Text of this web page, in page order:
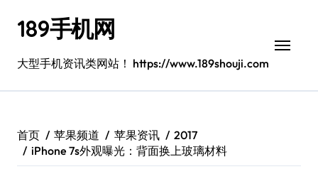
189手机网
大型手机资讯类网站！ https://www.189shouji.com
首页 苹果频道 苹果资讯
2017
iPhone 7s外观曝光：背面换上玻璃材料